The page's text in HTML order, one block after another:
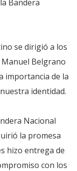
Bandera
se dirigió a los
Belgrano
importancia de la
identidad.
Nacional
la promesa
hizo entrega de
con los